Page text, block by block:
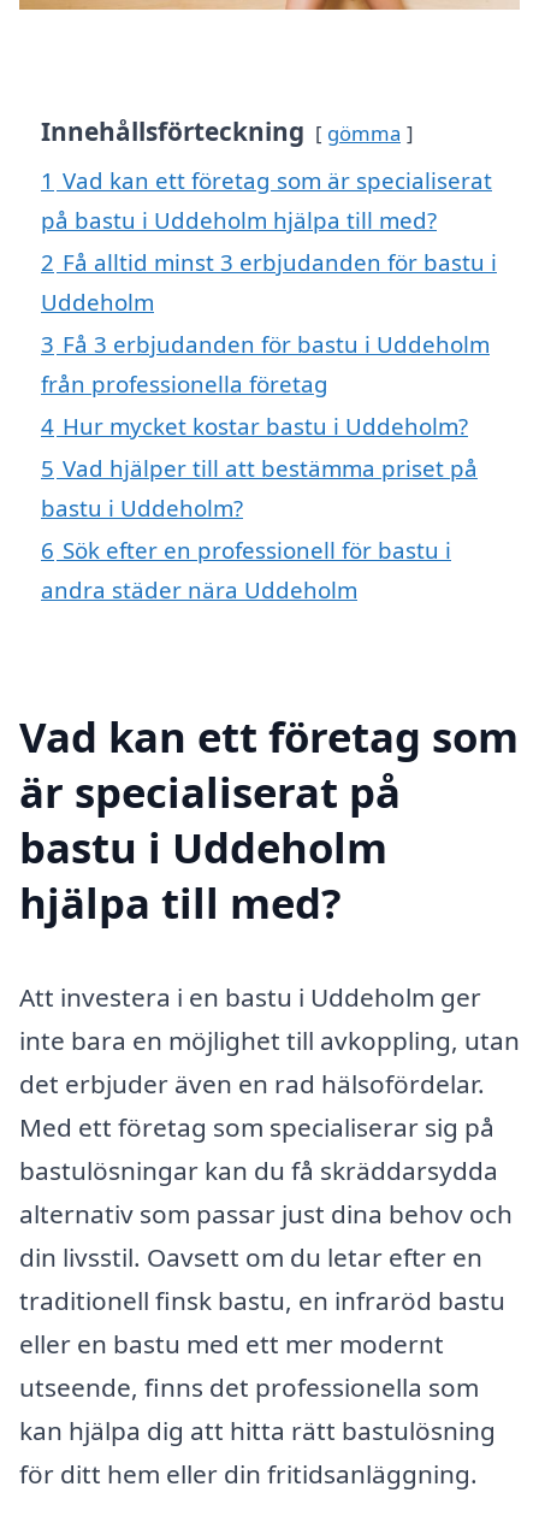
Innehållsförteckning gömma
1 Vad kan ett företag som är specialiserat
på bastu i Uddeholm hjälpa till med?
2 Få alltid minst 3 erbjudanden för bastu i
Uddeholm
3 Få 3 erbjudanden för bastu i Uddeholm
från professionella företag
4 Hur mycket kostar bastu i Uddeholm?
5 Vad hjälper till att bestämma priset på
bastu i Uddeholm?
6 Sök efter en professionell för bastu i
andra städer nära Uddeholm
Vad kan ett företag som
är specialiserat på
bastu i Uddeholm
hjälpa till med?
Att investera i en bastu i Uddeholm ger
inte bara en möjlighet till avkoppling, utan
det erbjuder även en rad hälsofördelar.
Med ett företag som specialiserar sig på
bastulösningar kan du få skräddarsydda
alternativ som passar just dina behov och
din livsstil. Oavsett om du letar efter en
traditionell finsk bastu, en infraröd bastu
eller en bastu med ett mer modernt
utseende, finns det professionella som
kan hjälpa dig att hitta rätt bastulösning
för ditt hem eller din fritidsanläggning.